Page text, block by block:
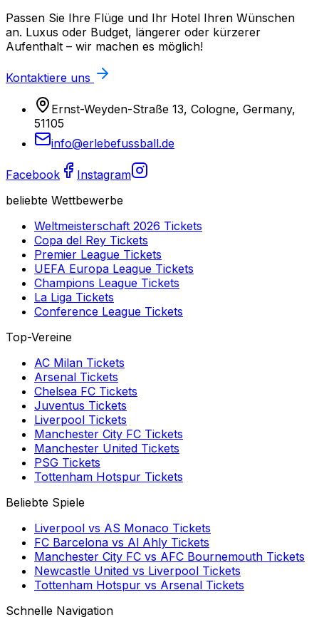
Passen Sie Ihre Flüge und Ihr Hotel Ihren Wünschen
an. Luxus oder Budget, längerer oder kürzerer
Aufenthalt – wir machen es möglich!
Kontaktiere uns
Ernst-Weyden-Straße 13, Cologne, Germany,
51105
info@erlebefussball.de
Facebook
Instagram
beliebte Wettbewerbe
Weltmeisterschaft 2026 Tickets
Copa del Rey Tickets
Premier League Tickets
UEFA Europa League Tickets
Champions League Tickets
La Liga Tickets
Conference League Tickets
Top-Vereine
AC Milan Tickets
Arsenal Tickets
Chelsea FC Tickets
Juventus Tickets
Liverpool Tickets
Manchester City FC Tickets
Manchester United Tickets
PSG Tickets
Tottenham Hotspur Tickets
Beliebte Spiele
Liverpool vs AS Monaco Tickets
FC Barcelona vs Al Ahly Tickets
Manchester City FC vs AFC Bournemouth Tickets
Newcastle United vs Liverpool Tickets
Tottenham Hotspur vs Arsenal Tickets
Schnelle Navigation